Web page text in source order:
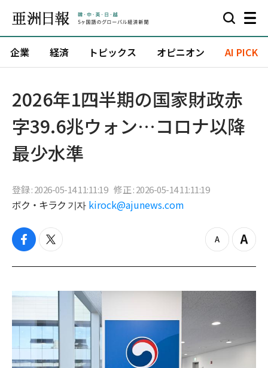
企業 経済 トピックス オピニオン AI PICK
2026年1四半期の国家財政赤
字39.6兆ウォン…コロナ以降
最少水準
登録 : 2026-05-14 11:11:19 修正 : 2026-05-14 11:11:19
ボク・キラク 기자 kirock@ajunews.com
f
c
b
k
t
i
z
o
o
Z
o
i